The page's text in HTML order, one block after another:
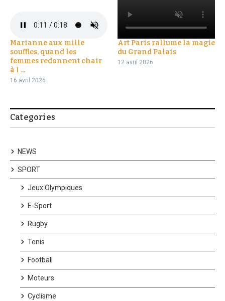
Marianne aux mille
souffles, quand les
femmes redonnent chair
à l ...
16 avril 2026
Art Paris rallume la magie
du Grand Palais
12 avril 2026
Categories
NEWS
SPORT
Jeux Olympiques
E-Sport
Rugby
Tenis
Football
Moteurs
Cyclisme